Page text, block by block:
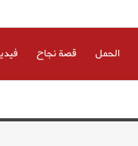
الحمل قصة نجاح